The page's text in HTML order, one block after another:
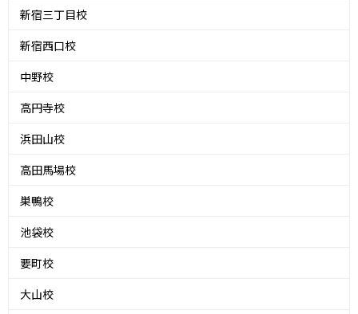
新宿三丁目校
新宿西口校
中野校
高円寺校
浜田山校
高田馬場校
巣鴨校
池袋校
要町校
大山校